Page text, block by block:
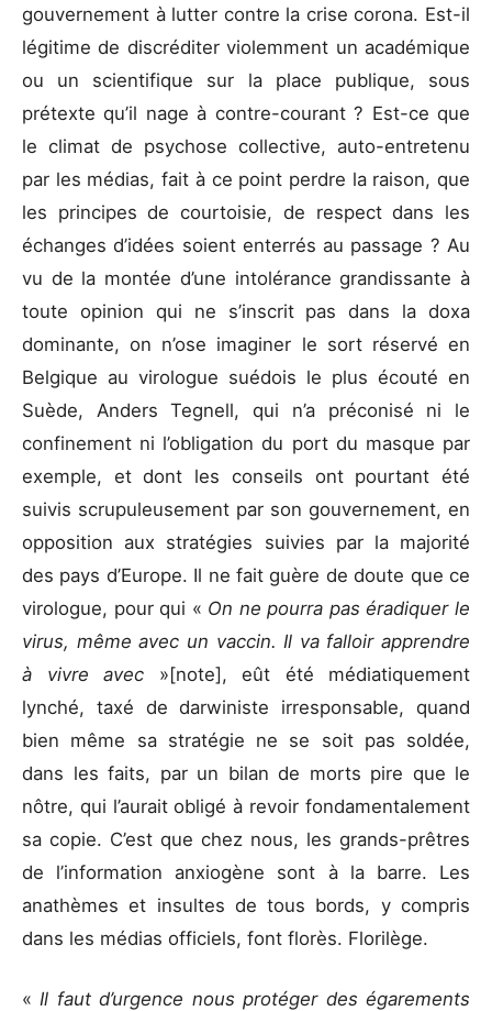
gouvernement à lutter contre la crise corona. Est-il
légitime de discréditer violemment un académique
ou un scientifique sur la place publique, sous
prétexte qu’il nage à contre-courant ? Est-ce que
le climat de psychose collective, auto-entretenu
par les médias, fait à ce point perdre la raison, que
les principes de courtoisie, de respect dans les
échanges d’idées soient enterrés au passage ? Au
vu de la montée d’une intolérance grandissante à
toute opinion qui ne s’inscrit pas dans la doxa
dominante, on n’ose imaginer le sort réservé en
Belgique au virologue suédois le plus écouté en
Suède, Anders Tegnell, qui n’a préconisé ni le
confinement ni l’obligation du port du masque par
exemple, et dont les conseils ont pourtant été
suivis scrupuleusement par son gouvernement, en
opposition aux stratégies suivies par la majorité
des pays d’Europe. Il ne fait guère de doute que ce
virologue, pour qui « On ne pourra pas éradiquer le
virus, même avec un vaccin. Il va falloir apprendre
à vivre avec »[note], eût été médiatiquement
lynché, taxé de darwiniste irresponsable, quand
bien même sa stratégie ne se soit pas soldée,
dans les faits, par un bilan de morts pire que le
nôtre, qui l’aurait obligé à revoir fondamentalement
sa copie. C’est que chez nous, les grands-prêtres
de l’information anxiogène sont à la barre. Les
anathèmes et insultes de tous bords, y compris
dans les médias officiels, font florès. Florilège.
« Il faut d’urgence nous protéger des égarements